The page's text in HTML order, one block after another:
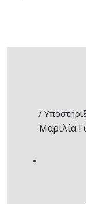
/
Μαριλία